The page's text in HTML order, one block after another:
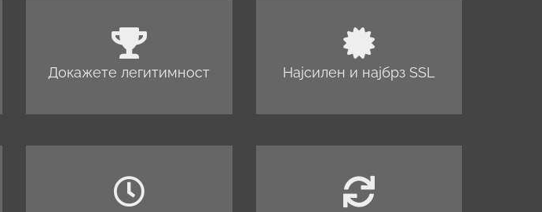
Докажете легитимност Најсилен и најбрз SSL